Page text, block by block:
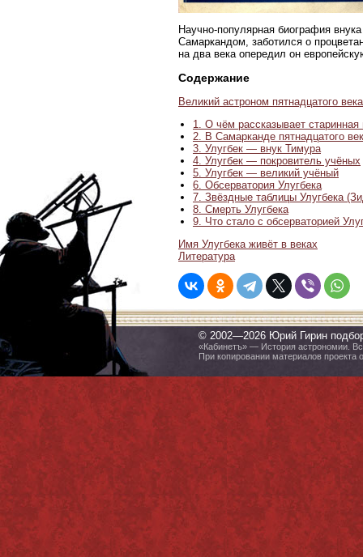
Научно-популярная биография
Самаркандом, заботился о
на два века опередил он
Содержание
Великий астроном пятнадцатого века
1. О чём рассказывает старинная
2. В Самарканде пятнадцатого
3. Улугбек — внук Тимура
4. Улугбек — покровитель учёных
5. Улугбек — великий учёный
6. Обсерватория Улугбека
7. Звёздные таблицы Улугбека
8. Смерть Улугбека
9. Что стало с обсерваторией
Имя Улугбека живёт в веках
Литература
© 2002—2026 Юрий Гирин
«Кабинетъ» — История астрономии.
При копировании материалов проекта